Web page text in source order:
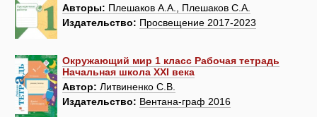
Авторы: Плешаков А.А., Плешаков С.А.
Издательство: Просвещение 2017-2023
Окружающий мир 1 класс Рабочая тетрадь
Начальная школа XXI века
Автор: Литвиненко С.В.
Издательство: Вентана-граф 2016